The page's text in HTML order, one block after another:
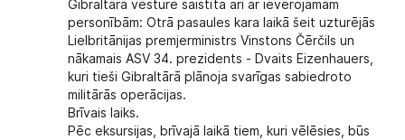
Gibraltāra vēsture saistīta arī ar ievērojamām
personībām: Otrā pasaules kara laikā šeit uzturējās
Lielbritānijas premjerministrs Vinstons Čērčils un
nākamais ASV 34. prezidents - Dvaits Eizenhauers,
kuri tieši Gibraltārā plānoja svarīgas sabiedroto
militārās operācijas.
Brīvais laiks.
Pēc eksursijas, brīvajā laikā tiem, kuri vēlēsies, būs